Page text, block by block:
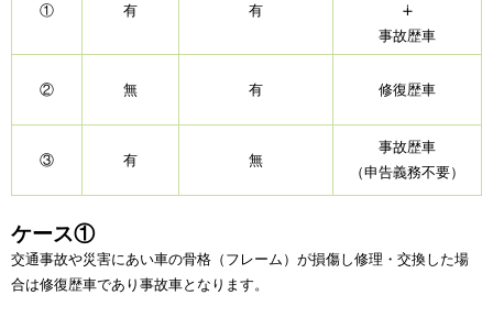
① 有 有
∔
事故歴車
② 無 有 修復歴車
③ 有 無
事故歴車
（申告義務不要）
ケース①
交通事故や災害にあい車の骨格（フレーム）が損傷し修理・交換した場
合は修復歴車であり事故車となります。